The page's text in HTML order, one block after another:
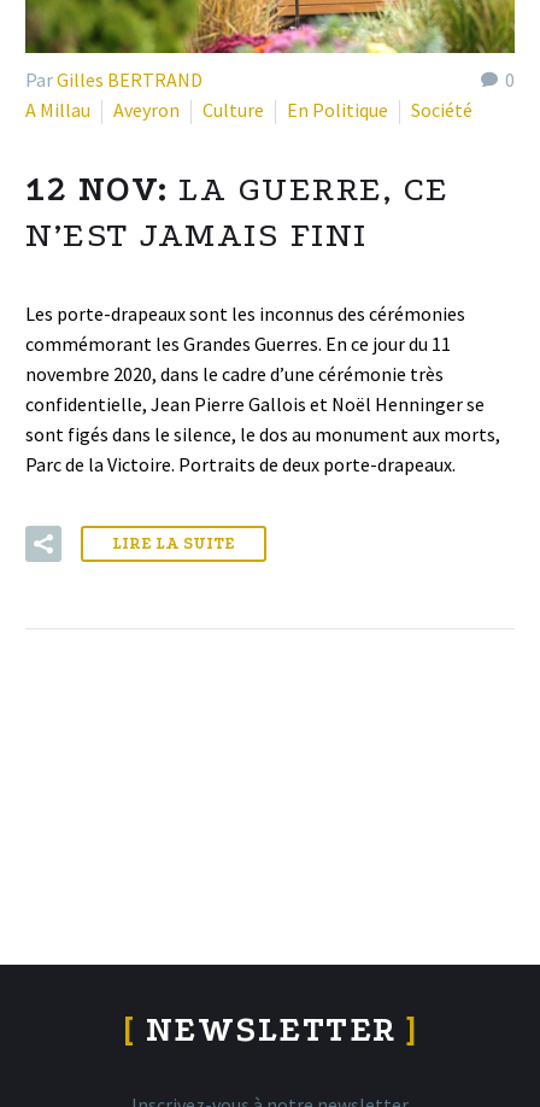
0
ParGilles BERTRAND
A Millau
Aveyron Culture En Politique Société
12 NOV: LA GUERRE, CE
N’EST JAMAIS FINI
Les porte-drapeaux sont les inconnus des cérémonies
commémorant les Grandes Guerres. En ce jour du 11
novembre 2020, dans le cadre d’une cérémonie très
confidentielle, Jean Pierre Gallois et Noël Henninger se
sont figés dans le silence, le dos au monument aux morts,
Parc de la Victoire. Portraits de deux porte-drapeaux.
LIRE LA SUITE
[ NEWSLETTER ]